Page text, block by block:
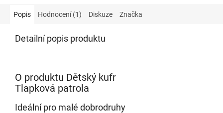
Popis Hodnocení (1) Diskuze Značka
Detailní popis produktu
O produktu Dětský kufr
Tlapková patrola
Ideální pro malé dobrodruhy